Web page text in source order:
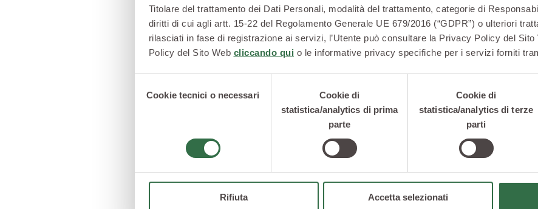
Titolare del trattamento dei Dati Personali, modalità del trattamento, categorie di
diritti di cui agli artt. 15-22 del Regolamento Generale UE 679/2016 (“GDPR”) o ulteriori
rilasciati in fase di registrazione ai servizi, l’Utente può consultare la Privacy Policy del Sito
Policy del Sito Web cliccando qui o le informative privacy specifiche per i servizi forniti
Cookie tecnici o necessari
Cookie di
statistica/analytics di prima
parte
Cookie di
statistica/analytics di terze
parti
Rifiuta Accetta selezionati
La raccolta della soia e le cure di coltivazione